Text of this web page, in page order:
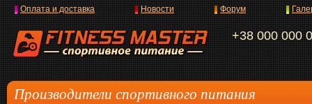
+38 000 000
Оплата и доставка Новости Форум
Производители спортивного питания